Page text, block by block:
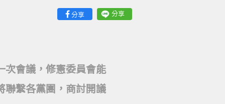
分享 分享
次會議，修憲委員會能
聯繫各黨團，商討開議